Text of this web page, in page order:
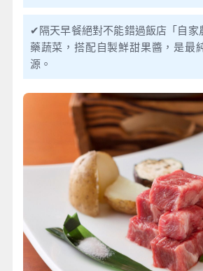
✔隔天早餐絕對不能錯過飯店「自家
藥蔬菜，搭配自製鮮甜果醬，是最
源。